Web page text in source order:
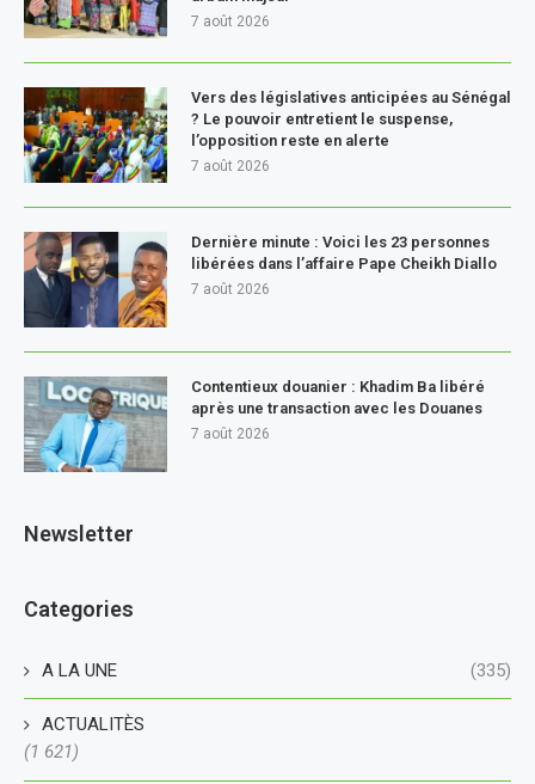
7 août 2026
Vers des législatives anticipées au Sénégal
? Le pouvoir entretient le suspense,
l’opposition reste en alerte
7 août 2026
Dernière minute : Voici les 23 personnes
libérées dans l’affaire Pape Cheikh Diallo
7 août 2026
Contentieux douanier : Khadim Ba libéré
après une transaction avec les Douanes
7 août 2026
Newsletter
Categories
A LA UNE (335)
ACTUALITÈS
(1 621)